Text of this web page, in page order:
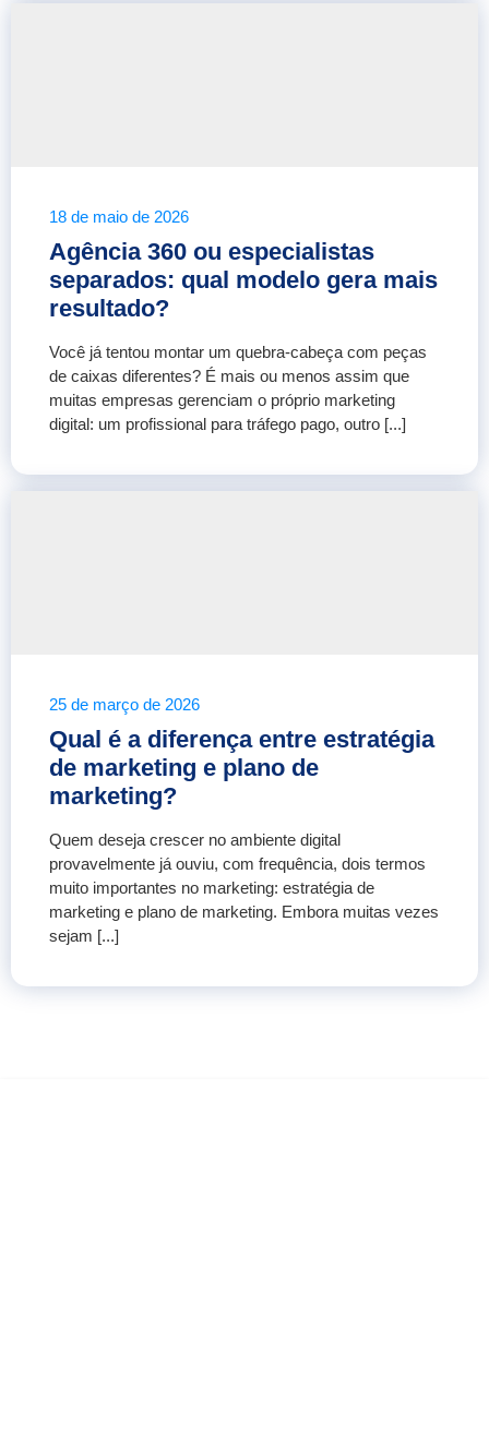
18 de maio de 2026
Agência 360 ou especialistas
separados: qual modelo gera mais
resultado?
Você já tentou montar um quebra-cabeça com peças
de caixas diferentes? É mais ou menos assim que
muitas empresas gerenciam o próprio marketing
digital: um profissional para tráfego pago, outro [...]
25 de março de 2026
Qual é a diferença entre estratégia
de marketing e plano de
marketing?
Quem deseja crescer no ambiente digital
provavelmente já ouviu, com frequência, dois termos
muito importantes no marketing: estratégia de
marketing e plano de marketing. Embora muitas vezes
sejam [...]